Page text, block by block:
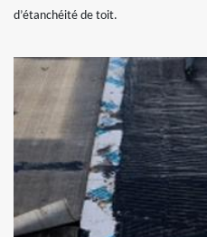
d’étanchéité de toit.